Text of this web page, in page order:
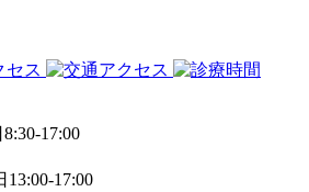
17:00
13:00-17:00